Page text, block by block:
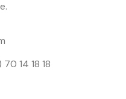
14 18 18